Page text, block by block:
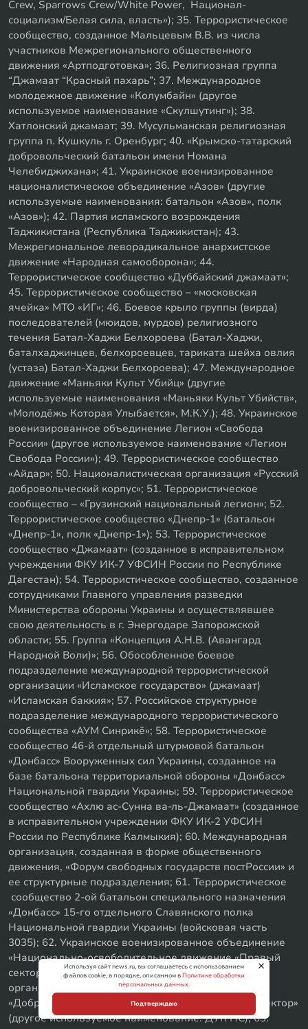
Crew, Sparrows Crew/White Power, Национал-
социализм/Белая сила, власть»); 35. Террористическое
сообщество, созданное Мальцевым В.В. из числа
участников Межрегионального общественного
движения «Артподготовка»; 36. Религиозная группа
“Джамаат “Красный пахарь”; 37. Международное
молодежное движение «Колумбайн» (другое
используемое наименование «Скулшутинг»); 38.
Хатлонский джамаат; 39. Мусульманская религиозная
группа п. Кушкуль г. Оренбург; 40. «Крымско-татарский
добровольческий батальон имени Номана
Челебиджихана»; 41. Украинское военизированное
националистическое объединение «Азов» (другие
используемые наименования: батальон «Азов», полк
«Азов»); 42. Партия исламского возрождения
Таджикистана (Республика Таджикистан); 43.
Межрегиональное леворадикальное анархистское
движение «Народная самооборона»; 44.
Террористическое сообщество «Дуббайский джамаат»;
45. Террористическое сообщество – «московская
ячейка» МТО «ИГ»; 46. Боевое крыло группы (вирда)
последователей (мюидов, мурдов) религиозного
течения Батал-Хаджи Белхороева (Батал-Хаджи,
баталхаджинцев, белхороевцев, тариката шейха овлия
(устаза) Батал-Хаджи Белхороева); 47. Международное
движение «Маньяки Культ Убийц» (другие
используемые наименования «Маньяки Культ Убийств»,
«Молодёжь Которая Улыбается», М.К.У.); 48. Украинское
военизированное объединение Легион «Свобода
России» (другое используемое наименование «Легион
Свобода России»); 49. Террористическое сообщество
«Айдар»; 50. Националистическая организация «Русский
добровольческий корпус»; 51. Террористическое
сообщество – «Грузинский национальный легион»; 52.
Террористическое сообщество «Днепр-1» (батальон
«Днепр-1», полк «Днепр-1»); 53. Террористическое
сообщество «Джамаат» (созданное в исправительном
учреждении ФКУ ИК-7 УФСИН России по Республике
Дагестан); 54. Террористическое сообщество, созданное
сотрудниками Главного управления разведки
Министерства обороны Украины и осуществлявшее
свою деятельность в г. Энергодаре Запорожской
области; 55. Группа «Концепция А.Н.В. (Авангард
Народной Воли)»; 56. Обособленное боевое
подразделение международной террористической
организации «Исламское государство» (джамаат)
«Исламская баккия»; 57. Российское структурное
подразделение международного террористического
сообщества «АУМ Синрикё»; 58. Террористическое
сообщество 46-й отдельный штурмовой батальон
«Донбасс» Вооруженных сил Украины, созданное на
базе батальона территориальной обороны «Донбасс»
Национальной гвардии Украины; 59. Террористическое
сообщество «Ахлю ас-Сунна ва-ль-Джамаат» (созданное
в исправительном учреждении ФКУ ИК-2 УФСИН
России по Республике Калмыкия); 60. Международная
организация, созданная в форме общественного
движения, «Форум свободных государств постРоссии» и
ее структурные подразделения; 61. Террористическое
сообщество 2-ой батальон специального назначения
«Донбасс» 15-го отдельного Славянского полка
Национальной гвардии Украины (войсковая часть
3035); 62. Украинское военизированное объединение
«Национально-освободительное движение «Правый
сектор» и его структурные подразделения –
организация «Правая Молодежь» и объединение
«Добровольческий Украинский Корпус «Правый Сектор»
(другое используемое наименование: ДУК ПС); 63.
Используя сайт news.ru, вы соглашаетесь с использованием
файлов cookie, в порядке, описанном вПолитике обработки
персональных данных.
Подтверждаю